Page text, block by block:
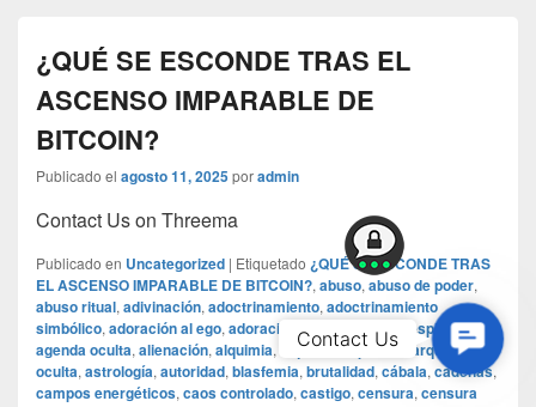
¿QUÉ SE ESCONDE TRAS EL
ASCENSO IMPARABLE DE
BITCOIN?
Publicado el agosto 11, 2025poradmin
Contact Us on Threema
Publicado en Uncategorized | Etiquetado ¿QUÉ SE ESCONDE TRAS
EL ASCENSO IMPARABLE DE BITCOIN?, abuso, abuso de poder,
abuso ritual, adivinación, adoctrinamiento, adoctrinamiento
simbólico, adoración al ego, adoración oscura agenda espiritual,
agenda oculta, alienación, alquimia, alquimia espiritual
arquitectura
oculta, astrología, autoridad, blasfemia, brutalidad, cábala, cadenas,
campos energéticos, caos controlado, castigo, censura, censura
Us
Contact Us